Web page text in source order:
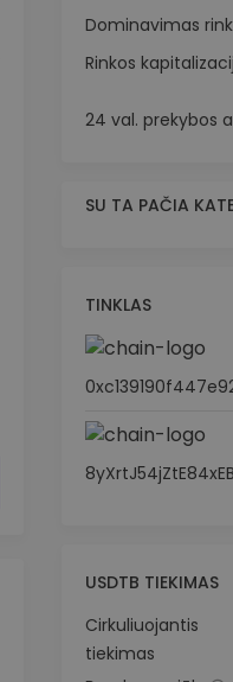
Dominavimas
Rinkos
24 val. prekybos
SU TA PAČIA
TINKLAS
USDTB TIEKIMAS
Cirkuliuojantis
tiekimas